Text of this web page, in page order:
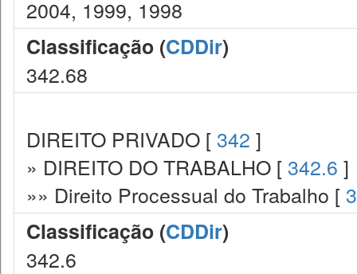
2004, 1999, 1998
Classificação (CDDir)
342.68
DIREITO PRIVADO [ 342 ]
» DIREITO DO TRABALHO [ 342.6 ]
»» Direito Processual do Trabalho [
Classificação (CDDir)
342.6